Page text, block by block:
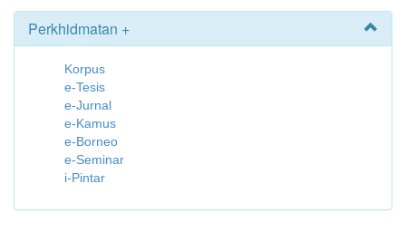
Perkhidmatan +
Korpus
e-Tesis
e-Jurnal
e-Kamus
e-Borneo
e-Seminar
i-Pintar